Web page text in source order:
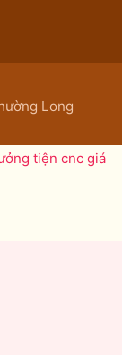
Long
tiện cnc giá